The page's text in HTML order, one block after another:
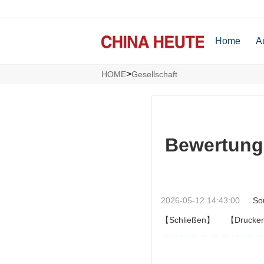
Home
HOME>Gesellschaft
2026-05-12 14:43:00
【Schließen】 【